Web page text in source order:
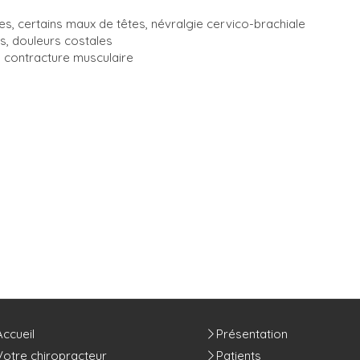
certains maux de têtes, névralgie cervico-brachiale
douleurs costales
musculaire
chiropracteur
Présentation
Patients